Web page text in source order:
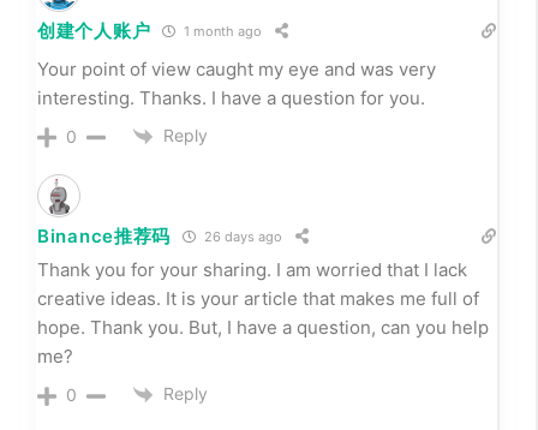
创建个人账户 1 month ago
Your point of view caught my eye and was very
interesting. Thanks. I have a question for you.
0 Reply
Binance推荐码 26 days ago
Thank you for your sharing. I am worried that I lack
creative ideas. It is your article that makes me full of
hope. Thank you. But, I have a question, can you help
me?
0 Reply